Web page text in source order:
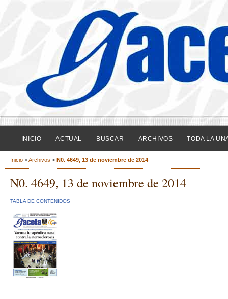
INICIO ACTUAL BUSCAR ARCHIVOS TODA LA
Inicio >Archivos > N0. 4649, 13 de noviembre de 2014
N0. 4649, 13 de noviembre de 2014
TABLA DE CONTENIDOS